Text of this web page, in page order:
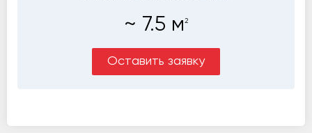
~ 7.5 м 2
Оставить заявку